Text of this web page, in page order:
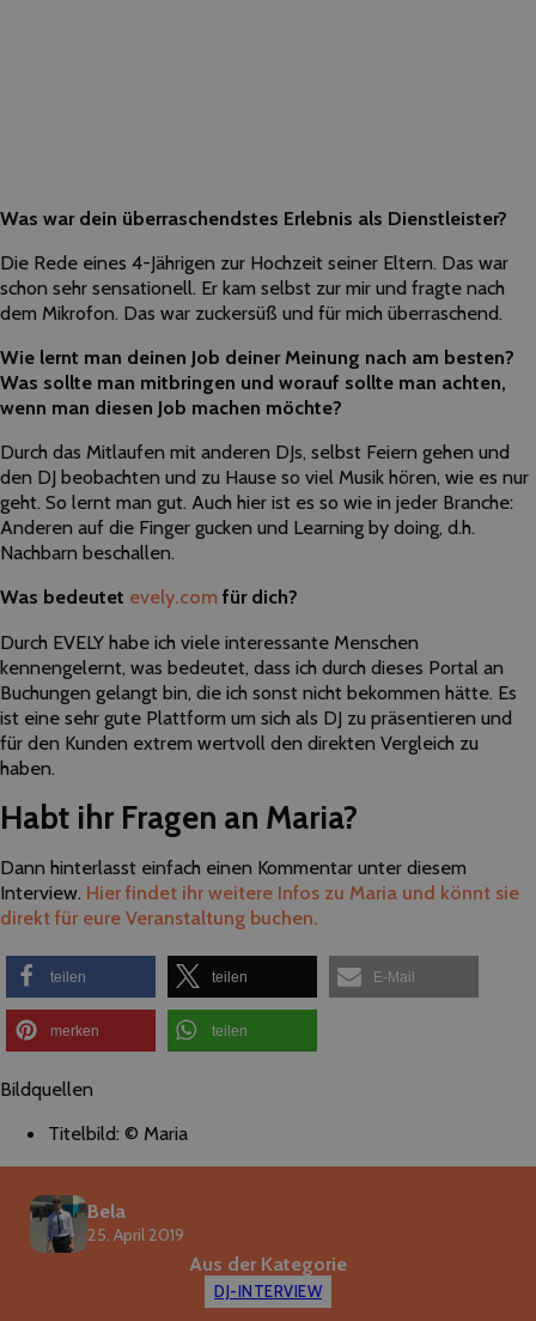
Was war dein überraschendstes Erlebnis als Dienstleister?
Die Rede eines 4-Jährigen zur Hochzeit seiner Eltern. Das war
schon sehr sensationell. Er kam selbst zur mir und fragte nach
dem Mikrofon. Das war zuckersüß und für mich überraschend.
Wie lernt man deinen Job deiner Meinung nach am besten?
Was sollte man mitbringen und worauf sollte man achten,
wenn man diesen Job machen möchte?
Durch das Mitlaufen mit anderen DJs, selbst Feiern gehen und
den DJ beobachten und zu Hause so viel Musik hören, wie es nur
geht. So lernt man gut. Auch hier ist es so wie in jeder Branche:
Anderen auf die Finger gucken und Learning by doing, d.h.
Nachbarn beschallen.
Was bedeutet evely.com für dich?
Durch EVELY habe ich viele interessante Menschen
kennengelernt, was bedeutet, dass ich durch dieses Portal an
Buchungen gelangt bin, die ich sonst nicht bekommen hätte. Es
ist eine sehr gute Plattform um sich als DJ zu präsentieren und
für den Kunden extrem wertvoll den direkten Vergleich zu
haben.
Habt ihr Fragen an Maria?
Dann hinterlasst einfach einen Kommentar unter diesem
Interview. Hier findet ihr weitere Infos zu Maria und könnt sie
direkt für eure Veranstaltung buchen.
teilen teilen E-Mail
merken teilen
Bildquellen
Titelbild: © Maria
Bela
25. April 2019
Aus der Kategorie
DJ-INTERVIEW